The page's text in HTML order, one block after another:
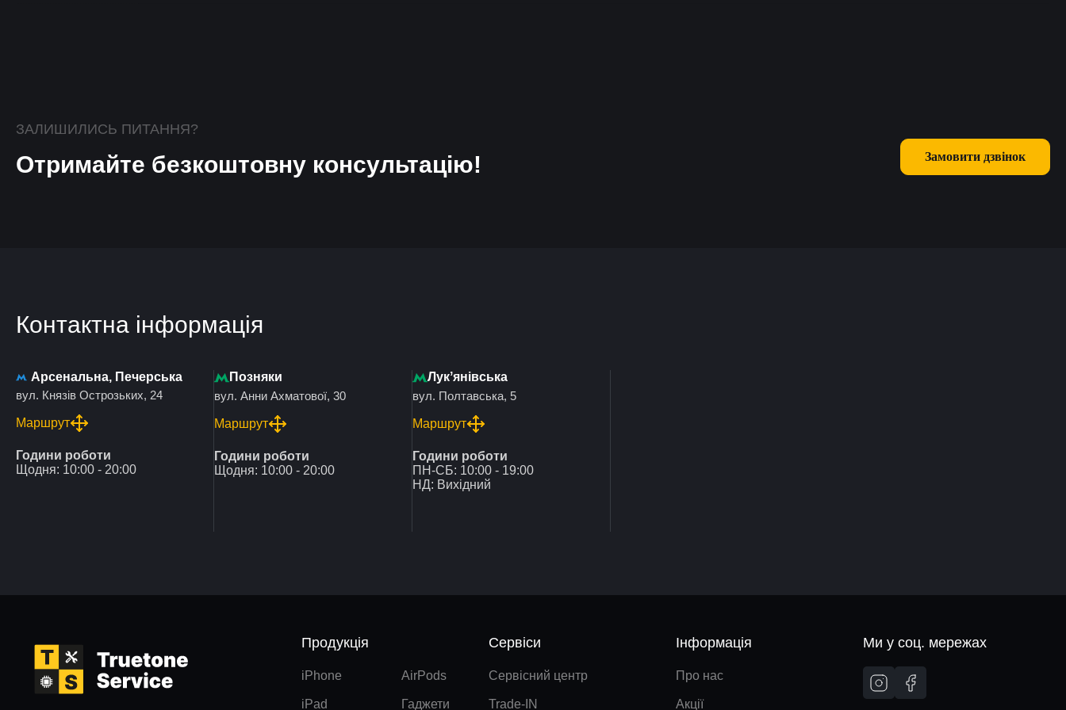
ЗАЛИШИЛИСЬ ПИТАННЯ?
Отримайте безкоштовну консультацію! Замовити дзвінок
Контактна інформація
Арсенальна, Печерська
вул. Князів Острозьких, 24
Маршрут
Години роботи
Щодня: 10:00 - 20:00
Позняки
вул. Анни Ахматової, 30
Маршрут
Години роботи
Щодня: 10:00 - 20:00
Лукʼянівська
вул. Полтавська, 5
Маршрут
Години роботи
ПН-СБ: 10:00 - 19:00
НД: Вихідний
Продукція
iPhone
iPad
AirPods
Гаджети
Сервіси
Сервісний центр
Trade-IN
Інформація
Про нас
Акції
Ми у соц. мережах